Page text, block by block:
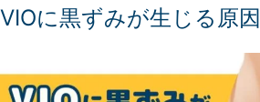
VIOに黒ずみが生じる原因